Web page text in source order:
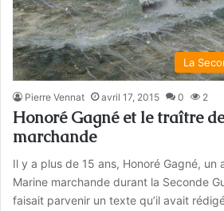
La
Pierre Vennat avril 17, 2015 0 2
Honoré Gagné et le traître
marchande
Il y a plus de 15 ans, Honoré Gagné, un
Marine marchande durant la Seconde
faisait parvenir un texte qu’il avait